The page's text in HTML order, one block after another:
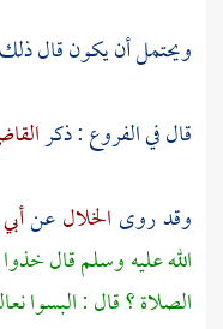
ويحتمل أن يكون قال
قال في الفروع : ذكر
وقد روى الخلالعن
الله عليه وسلم قال خذوا
الصلاة ؟ قال : البسوا